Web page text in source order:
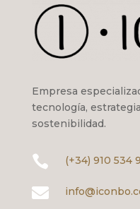
Empresa
tecnología,
sostenibilidad.
 (+34) 910 534
